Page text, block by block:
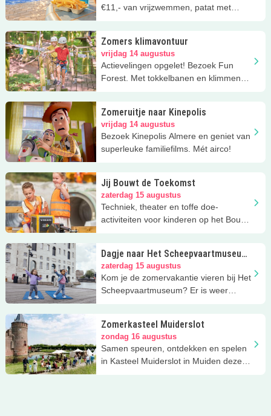
€11,- van vrijzwemmen, patat met
Zomers klimavontuur
vrijdag 14 augustus
Actievelingen opgelet! Bezoek Fun
Forest. Met tokkelbanen en klimmen
Zomeruitje naar Kinepolis
vrijdag 14 augustus
Bezoek Kinepolis Almere en geniet van
superleuke familiefilms. Mét airco!
Jij Bouwt de Toekomst
zaterdag 15 augustus
Techniek, theater en toffe doe-
activiteiten voor kinderen op het Bouw
Dagje naar Het Scheepvaartmuseum
in Amsterdam
zaterdag 15 augustus
Kom je de zomervakantie vieren bij Het
Scheepvaartmuseum? Er is weer
Zomerkasteel Muiderslot
zondag 16 augustus
Samen speuren, ontdekken en spelen
in Kasteel Muiderslot in Muiden deze